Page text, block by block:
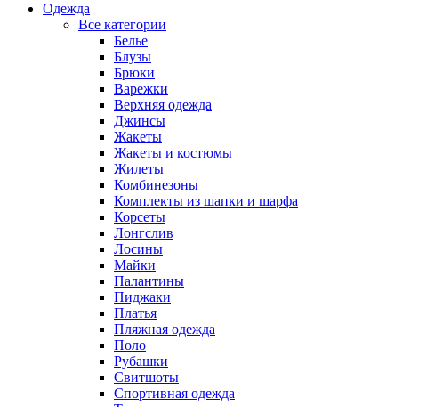
Одежда
Все категории
Белье
Блузы
Брюки
Варежки
Верхняя одежда
Джинсы
Жакеты
Жакеты и костюмы
Жилеты
Комбинезоны
Комплекты из шапки и шарфа
Корсеты
Лонгслив
Лосины
Майки
Палантины
Пиджаки
Платья
Пляжная одежда
Поло
Рубашки
Свитшоты
Спортивная одежда